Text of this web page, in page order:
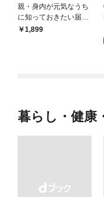
親・身内が元気なうち
に知っておきたい届
出・手続きの準備（き
￥1,899
暮らし・健康